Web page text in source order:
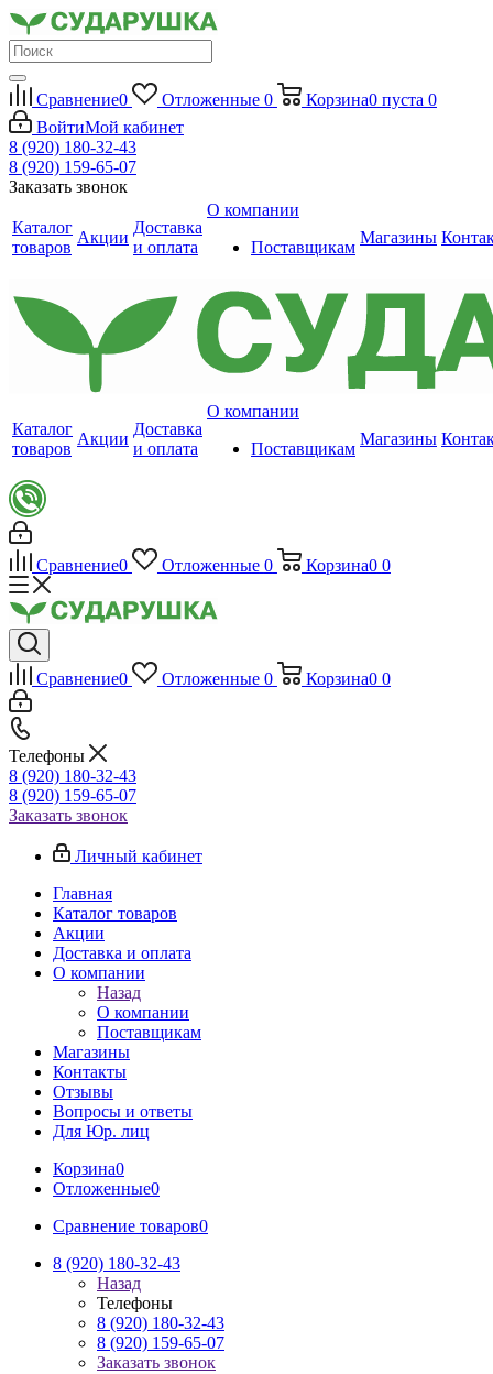
Сравнение0 Отложенные 0 Корзина0 пуста 0
ВойтиМой кабинет
8 (920) 180-32-43
8 (920) 159-65-07
Заказать звонок
Каталог
товаров
Акции
Доставка
и оплата
О компании
Поставщикам
Магазины
Каталог
товаров
Акции
Доставка
и оплата
О компании
Поставщикам
Магазины
Сравнение0 Отложенные 0 Корзина0 0
Сравнение0 Отложенные 0 Корзина0 0
Телефоны
8 (920) 180-32-43
8 (920) 159-65-07
Заказать звонок
Личный кабинет
Главная
Каталог товаров
Акции
Доставка и оплата
О компании
Назад
О компании
Поставщикам
Магазины
Контакты
Отзывы
Вопросы и ответы
Для Юр. лиц
Корзина0
Отложенные0
Сравнение товаров0
8 (920) 180-32-43
Назад
Телефоны
8 (920) 180-32-43
8 (920) 159-65-07
Заказать звонок